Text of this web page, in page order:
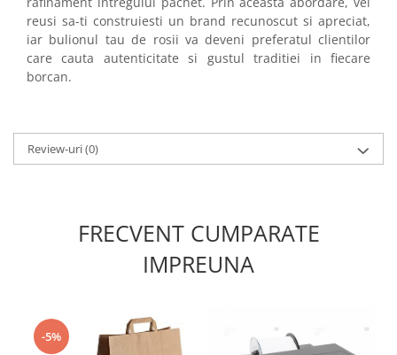
reusi sa-ti construiesti un brand recunoscut si apreciat,
iar bulionul tau de rosii va deveni preferatul clientilor
care cauta autenticitate si gustul traditiei in fiecare
borcan.
Review-uri(0)
FRECVENT CUMPARATE
IMPREUNA
-5%